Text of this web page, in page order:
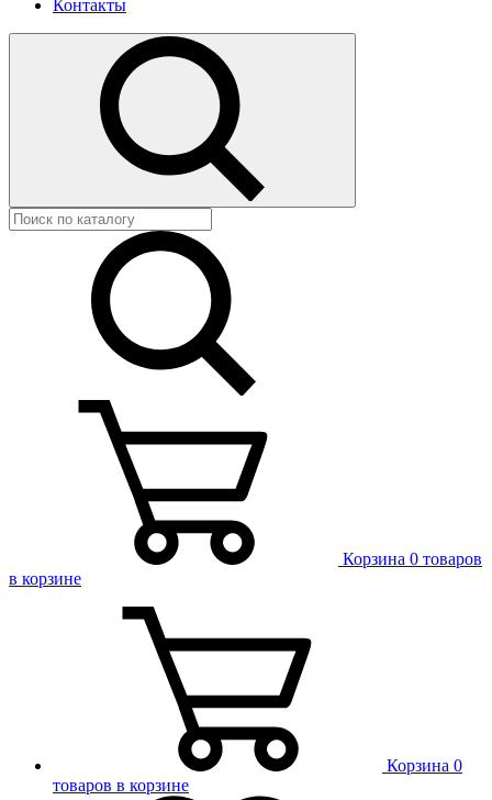
Контакты
Корзина 0 товаров
в корзине
Корзина 0
товаров в корзине